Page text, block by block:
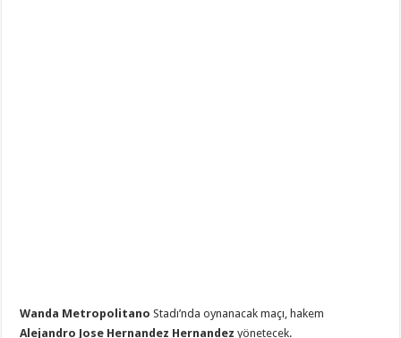
Wanda Metropolitano Stadı’nda oynanacak maçı, hakem
Alejandro Jose Hernandez Hernandez yönetecek.